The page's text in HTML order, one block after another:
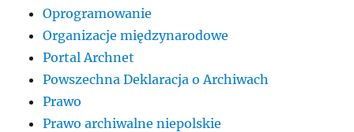
Oprogramowanie
Organizacje międzynarodowe
Portal Archnet
Powszechna Deklaracja o Archiwach
Prawo
Prawo archiwalne niepolskie